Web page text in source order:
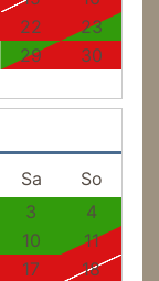
22
23
29
30
Sa
So
3
4
10
11
17
18